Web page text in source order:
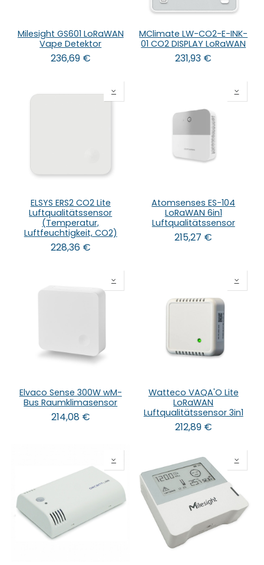
Milesight GS601 LoRaWAN
Vape Detektor
236,69€
MClimate LW-CO2-E-INK-
01 CO2 DISPLAY LoRaWAN
231,93 €
ELSYS ERS2 CO2 Lite
Luftqualitätssensor
(Temperatur,
Luftfeuchtigkeit, CO2)
228,36€
Atomsenses ES-104
LoRaWAN 6in1
Luftqualitätssensor
215,27 €
Elvaco Sense 300W wM-
Bus Raumklimasensor
214,08€
Watteco VAQA'O Lite
LoRaWAN
Luftqualitätssensor 3in1
212,89€